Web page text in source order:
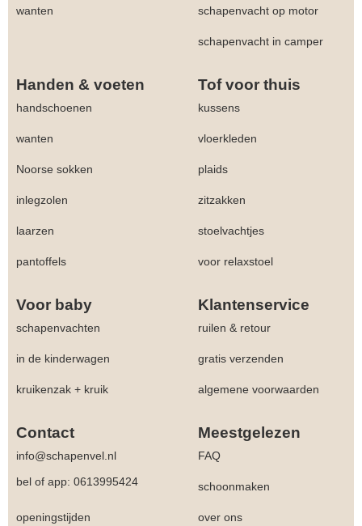
wanten schapenvacht op motor
schapenvacht in camper
Handen & voeten Tof voor thuis
handschoenen kussens
wanten vloerkleden
Noorse sokken plaids
inlegzolen zitzakken
laarzen stoelvachtjes
pantoffels voor relaxstoel
Voor baby Klantenservice
schapenvachten ruilen & retour
in de kinderwagen gratis verzenden
kruikenzak + kruik algemene voorwaarden
Contact Meestgelezen
info@schapenvel.nl
FAQ
bel of app: 0613995424
schoonmaken
openingstijden over ons